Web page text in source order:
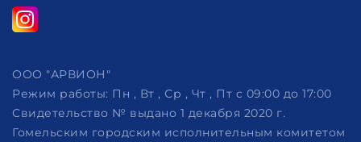
ООО "АРВИОН"
Режим работы: Пн , Вт , Ср , Чт , Пт c 09:00 до 17:00
Свидетельство № выдано 1 декабря 2020 г.
Гомельским городским исполнительным комитетом